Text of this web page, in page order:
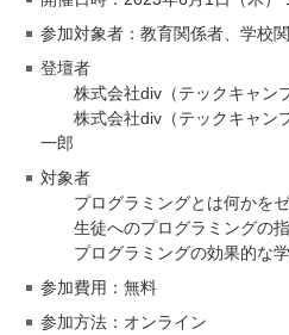
参加対象者：教育関係者、学校
登壇者
株式会社div（テックキャン
株式会社div（テックキャン
一郎
対象者
プログラミングとは何かをゼ
生徒へのプログラミングの指
プログラミングの効果的な学
参加費用：無料
参加方法：オンライン